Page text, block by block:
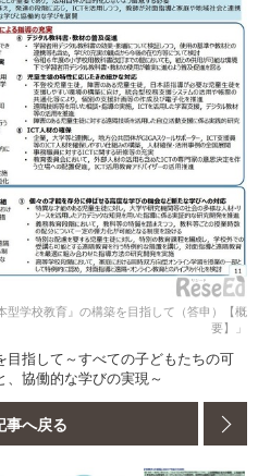
型学校教育』の構築を目指して（答申）【概
要】」
目指して～すべての子どもたちの可
協働的な学びの実現～
事へ戻る